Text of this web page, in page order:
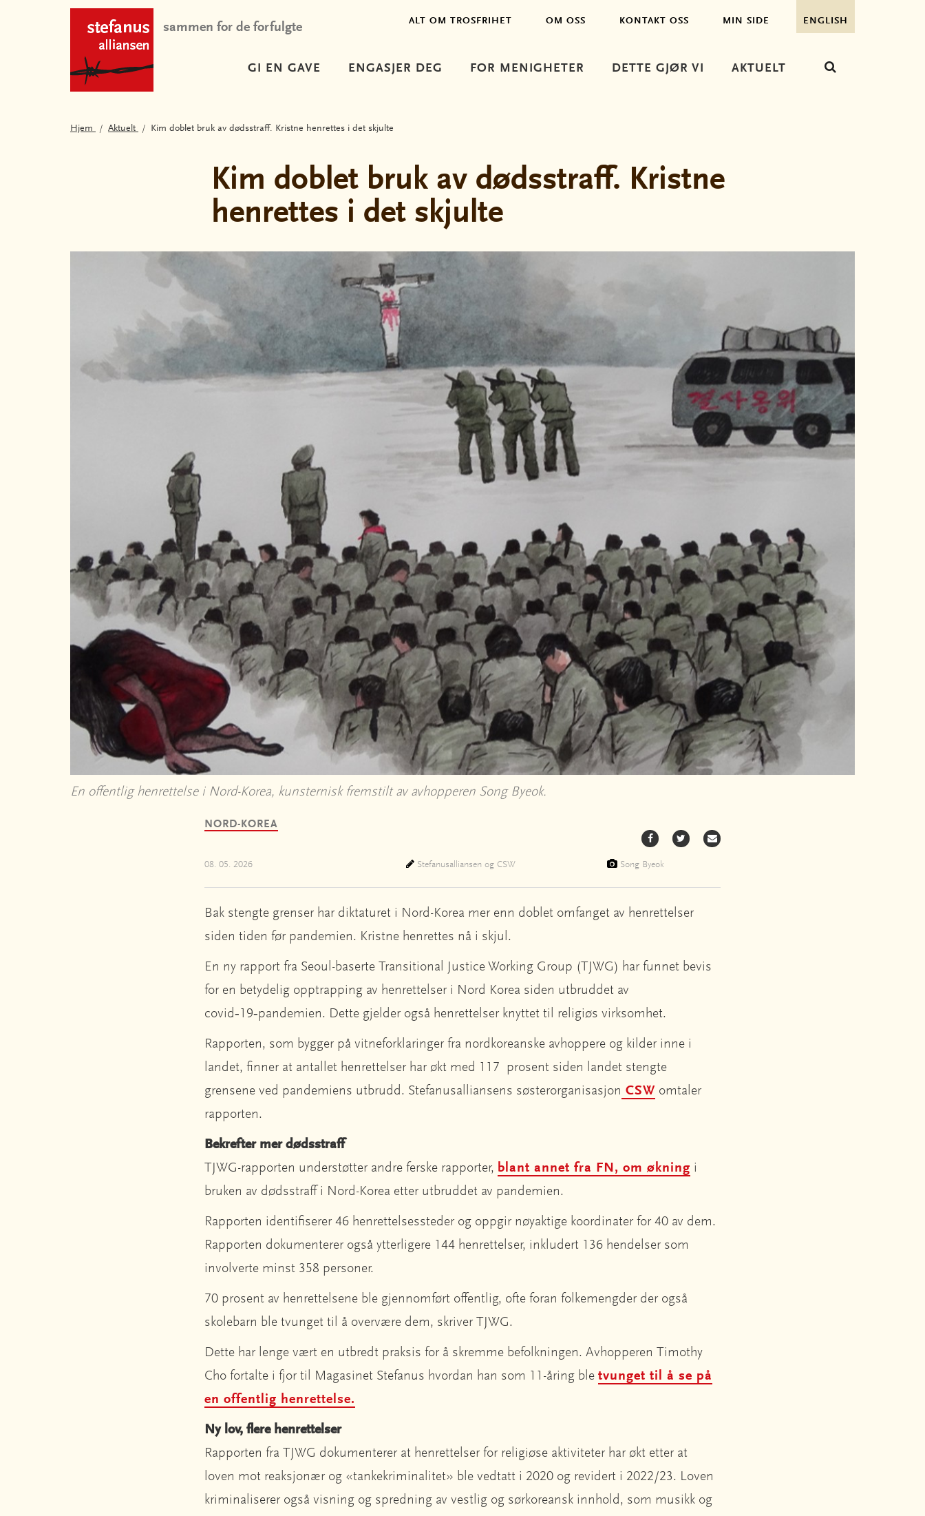
sammen for de forfulgte
GI EN GAVE ENGASJER DEG FOR MENIGHETER DETTE GJØR VI AKTUELT
ALT OM TROSFRIHET OM OSS KONTAKT OSS MIN SIDE ENGLISH
Hjem Aktuelt Kim doblet bruk av dødsstraff. Kristne henrettes i det skjulte
Kim doblet bruk av dødsstraff. Kristne
henrettes i det skjulte
En offentlig henrettelse i Nord-Korea, kunsternisk fremstilt av avhopperen Song Byeok.
NORD-KOREA
08. 05. 2026 Stefanusalliansen og CSW Song Byeok
Bak stengte grenser har diktaturet i Nord-Korea mer enn doblet omfanget av henrettelser
siden tiden før pandemien. Kristne henrettes nå i skjul.
En ny rapport fra Seoul-baserte Transitional Justice Working Group (TJWG) har funnet bevis
for en betydelig opptrapping av henrettelser i Nord Korea siden utbruddet av
covid‑19‑pandemien. Dette gjelder også henrettelser knyttet til religiøs virksomhet.
Rapporten, som bygger på vitneforklaringer fra nordkoreanske avhoppere og kilder inne i
landet, finner at antallet henrettelser har økt med 117 prosent siden landet stengte
grensene ved pandemiens utbrudd. Stefanusalliansens søsterorganisasjon CSW omtaler
rapporten.
Bekrefter mer dødsstraff
TJWG-rapporten understøtter andre ferske rapporter, blant annet fra FN, om økning i
bruken av dødsstraff i Nord-Korea etter utbruddet av pandemien.
Rapporten identifiserer 46 henrettelsessteder og oppgir nøyaktige koordinater for 40 av dem.
Rapporten dokumenterer også ytterligere 144 henrettelser, inkludert 136 hendelser som
involverte minst 358 personer.
70 prosent av henrettelsene ble gjennomført offentlig, ofte foran folkemengder der også
skolebarn ble tvunget til å overvære dem, skriver TJWG.
Dette har lenge vært en utbredt praksis for å skremme befolkningen. Avhopperen Timothy
Cho fortalte i fjor til Magasinet Stefanus hvordan han som 11-åring ble tvunget til å se på
en offentlig henrettelse.
Ny lov, flere henrettelser
Rapporten fra TJWG dokumenterer at henrettelser for religiøse aktiviteter har økt etter at
loven mot reaksjonær og «tankekriminalitet» ble vedtatt i 2020 og revidert i 2022/23. Loven
kriminaliserer også visning og spredning av vestlig og sørkoreansk innhold, som musikk og